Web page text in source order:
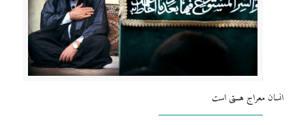
انسان معراج هستی است